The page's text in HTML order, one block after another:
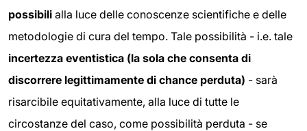
possibili alla luce delle conoscenze scientifiche e delle
metodologie di cura del tempo. Tale possibilità - i.e. tale
incertezza eventistica (la sola che consenta di
discorrere legittimamente di chance perduta) - sarà
risarcibile equitativamente, alla luce di tutte le
circostanze del caso, come possibilità perduta - se